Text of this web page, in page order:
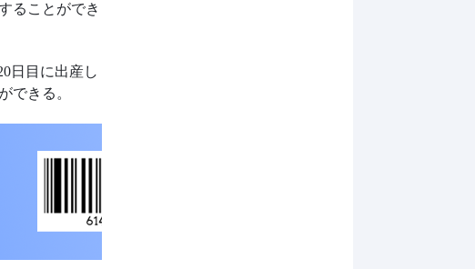
ることができ
日目に出産し
できる。